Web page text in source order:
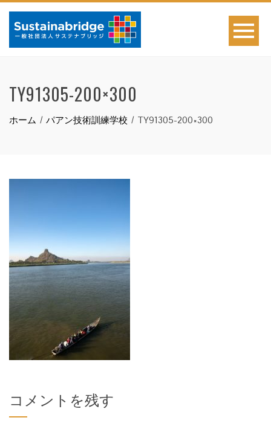
TY91305-200×300
ホーム パアン技術訓練学校 TY91305-200×300
コメントを残す